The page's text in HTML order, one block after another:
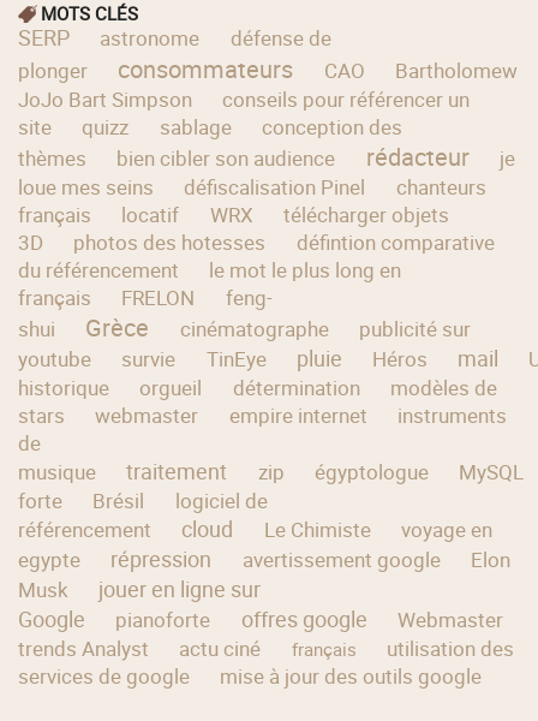
MOTS CLÉS
SERP astronome
défense de
plonger
consommateurs CAO
Bartholomew
JoJo Bart Simpson
conseils pour référencer un
site
quizz sablage
conception des
thèmes
bien cibler son audience rédacteur
je
loue mes seins
défiscalisation Pinel
chanteurs
français
locatif WRX
télécharger objets
3D
photos des hotesses
défintion comparative
du référencement
le mot le plus long en
français
FRELON
feng-
shui
Grèce cinématographe
publicité sur
youtube
survie TinEye pluie Héros mail
historique
orgueil détermination
modèles de
stars
webmaster empire internet
instruments
de
musique
traitement zip égyptologue
MySQL
forte
Brésil
logiciel de
référencement
cloud Le Chimiste
voyage en
egypte
répression avertissement google
Elon
Musk
jouer en ligne sur
Google
pianoforte offres google
Webmaster
trends Analyst
actu ciné français
utilisation des
services de google
mise à jour des outils google